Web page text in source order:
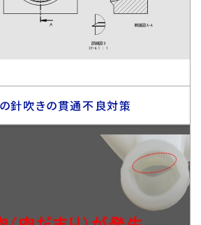
針吹きの貫通不良対策